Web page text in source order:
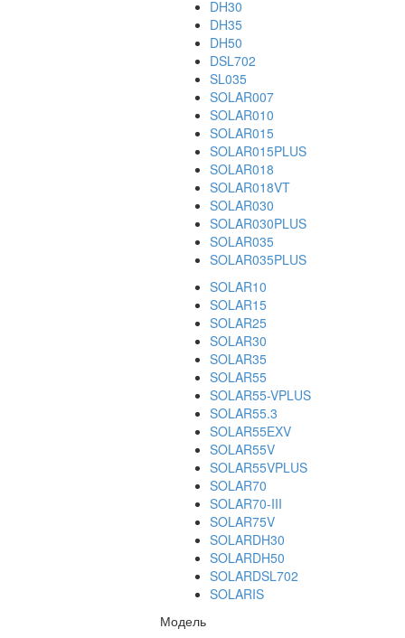
DH30
DH35
DH50
DSL702
SL035
SOLAR007
SOLAR010
SOLAR015
SOLAR015PLUS
SOLAR018
SOLAR018VT
SOLAR030
SOLAR030PLUS
SOLAR035
SOLAR035PLUS
SOLAR10
SOLAR15
SOLAR25
SOLAR30
SOLAR35
SOLAR55
SOLAR55-VPLUS
SOLAR55.3
SOLAR55EXV
SOLAR55V
SOLAR55VPLUS
SOLAR70
SOLAR70-III
SOLAR75V
SOLARDH30
SOLARDH50
SOLARDSL702
SOLARIS
Модель